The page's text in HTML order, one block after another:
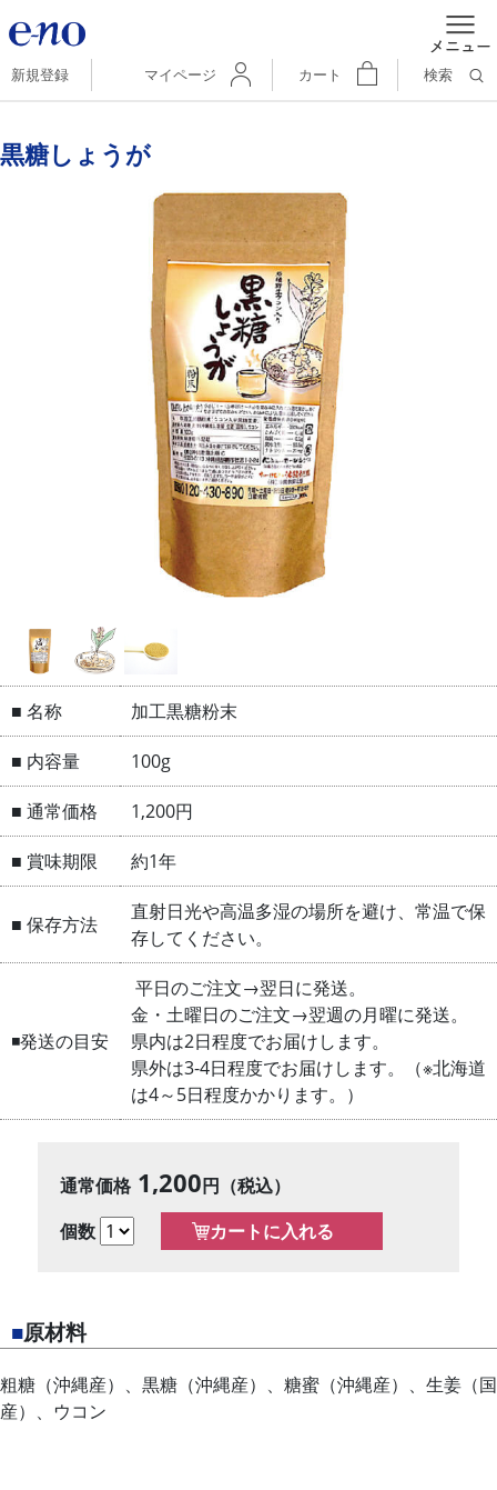
新規登録 マイページ カート 検索
黒糖しょうが
■ 名称 加工黒糖粉末
■ 内容量 100g
■ 通常価格 1,200円
■ 賞味期限 約1年
■ 保存方法
直射日光や高温多湿の場所を避け、常温で保
存してください。
◾️発送の目安
平日のご注文→翌日に発送。
金・土曜日のご注文→翌週の月曜に発送。
県内は2日程度でお届けします。
県外は3-4日程度でお届けします。（※北海道
は4～5日程度かかります。）
通常価格1,200円（税込）
個数
■原材料
粗糖（沖縄産）、黒糖（沖縄産）、糖蜜（沖縄産）、生姜（国
産）、ウコン